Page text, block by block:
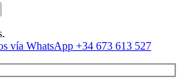
vía WhatsApp +34 673 613 527